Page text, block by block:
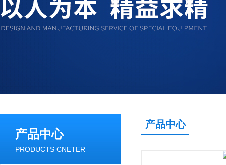
产品中心
PRODUCTS CNETER
产品中心